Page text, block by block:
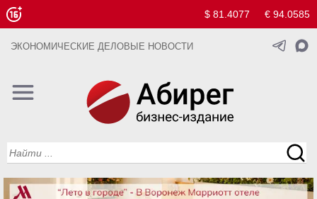
$ 81.4077 € 94.0585
ЭКОНОМИЧЕСКИЕ ДЕЛОВЫЕ НОВОСТИ